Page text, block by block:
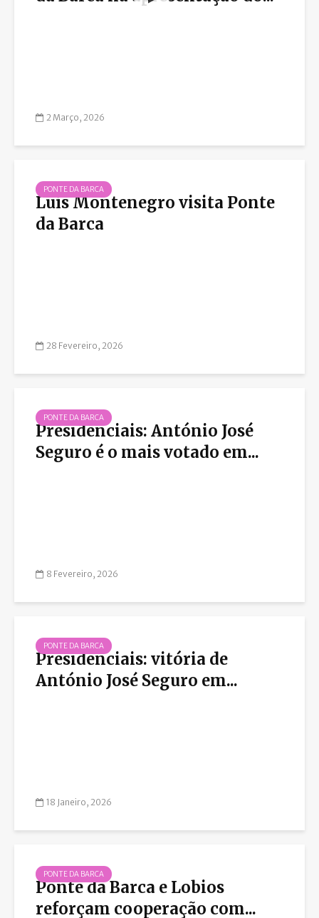
2 Março, 2026
PONTE DA BARCA
Luís Montenegro visita Ponte
da Barca
28 Fevereiro, 2026
PONTE DA BARCA
Presidenciais: António José
Seguro é o mais votado em...
8 Fevereiro, 2026
PONTE DA BARCA
Presidenciais: vitória de
António José Seguro em...
18 Janeiro, 2026
PONTE DA BARCA
Ponte da Barca e Lobios
reforçam cooperação com...